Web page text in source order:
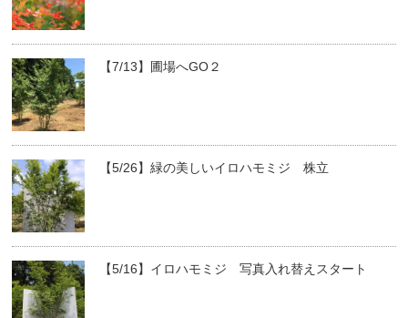
【7/13】圃場へGO２
【5/26】緑の美しいイロハモミジ 株立
【5/16】イロハモミジ 写真入れ替えスタート